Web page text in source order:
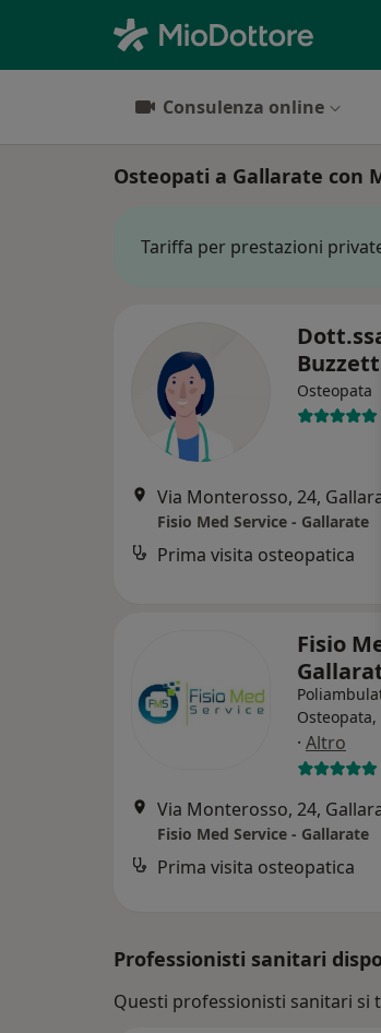
Consulenza online
Osteopati a Gallarate con
Tariffa per prestazioni
Osteopata
Via Monterosso, 24,
Fisio Med Service - Gallarate
Prima visita osteopatica
Fisio
· Altro
Via Monterosso, 24,
Fisio Med Service - Gallarate
Prima visita osteopatica
Professionisti sanitari
Questi professionisti sanitari si